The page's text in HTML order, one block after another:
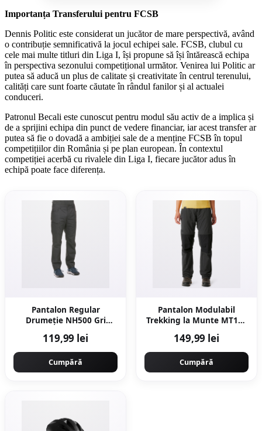
Importanța Transferului pentru FCSB
Dennis Politic este considerat un jucător de mare perspectivă, având
o contribuție semnificativă la jocul echipei sale. FCSB, clubul cu
cele mai multe titluri din Liga I, își propune să își întărească echipa
în perspectiva sezonului competițional următor. Venirea lui Politic ar
putea să aducă un plus de calitate și creativitate în centrul terenului,
calități care sunt foarte căutate în rândul fanilor și al actualei
conduceri.
Patronul Becali este cunoscut pentru modul său activ de a implica și
de a sprijini echipa din punct de vedere financiar, iar acest transfer ar
putea să fie o dovadă a ambiției sale de a menține FCSB în topul
competițiilor din România și pe plan european. În contextul
competiției acerbă cu rivalele din Liga I, fiecare jucător adus în
echipă poate face diferența.
Pantalon Regular
Drumeție NH500 Gri
119,99 lei
Cumpără
Pantalon Modulabil
Trekking la Munte MT100
149,99 lei
Cumpără